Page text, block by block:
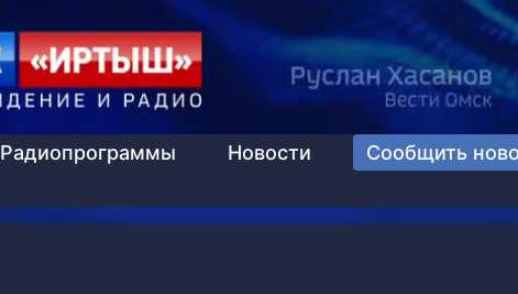
Радиопрограммы Новости Сообщить